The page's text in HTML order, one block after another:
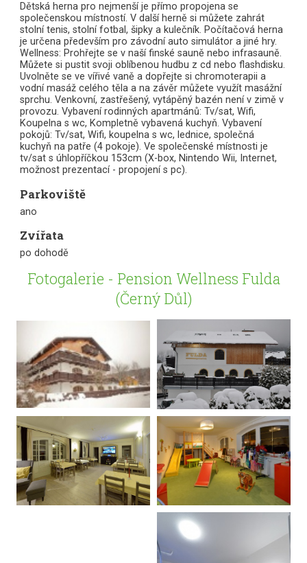
Dětská herna pro nejmenší je přímo propojena se
společenskou místností. V další herně si můžete zahrát
stolní tenis, stolní fotbal, šipky a kulečník. Počítačová herna
je určena především pro závodní auto simulátor a jiné hry.
Wellness: Prohřejte se v naší finské sauně nebo infrasauně.
Můžete si pustit svoji oblíbenou hudbu z cd nebo flashdisku.
Uvolněte se ve vířivé vaně a dopřejte si chromoterapii a
vodní masáž celého těla a na závěr můžete využít masážní
sprchu. Venkovní, zastřešený, vytápěný bazén není v zimě v
provozu. Vybavení rodinných apartmánů: Tv/sat, Wifi,
Koupelna s wc, Kompletně vybavená kuchyň. Vybavení
pokojů: Tv/sat, Wifi, koupelna s wc, lednice, společná
kuchyň na patře (4 pokoje). Ve společenské místnosti je
tv/sat s úhlopříčkou 153cm (X-box, Nintendo Wii, Internet,
možnost prezentací - propojení s pc).
Parkoviště
ano
Zvířata
po dohodě
Fotogalerie - Pension Wellness Fulda
(Černý Důl)